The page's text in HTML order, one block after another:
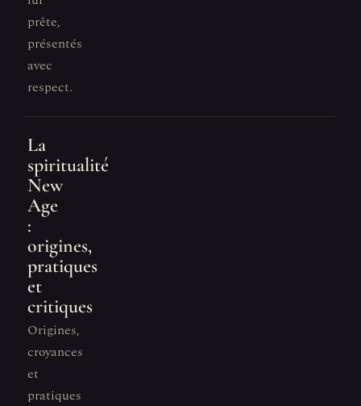
prête,
présentés
avec
respect.
La
spiritualité
New
Age
:
origines,
pratiques
et
critiques
Origines,
croyances
et
pratiques